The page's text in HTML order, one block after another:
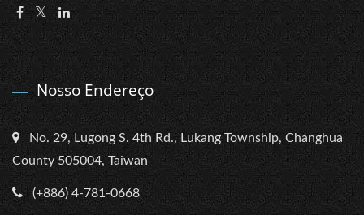
Nosso Endereço
No. 29, Lugong S. 4th Rd., Lukang Township, Changhua
County 505004, Taiwan
(+886) 4-781-0668